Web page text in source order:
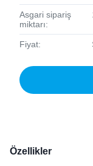
Asgari sipariş
miktarı:
Fiyat:
Özellikler